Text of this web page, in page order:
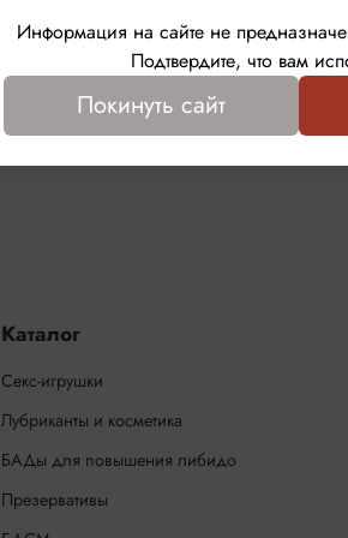
Каталог
Секс-игрушки
Лубриканты и косметика
БАДы для повышения либидо
Презервативы
Информация на сайте не
Подтвердите, что вам
Покинуть сайт